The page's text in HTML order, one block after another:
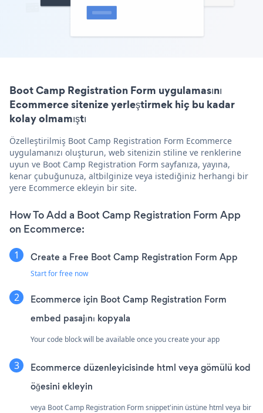
Boot Camp Registration Form uygulamasını
Ecommerce sitenize yerleştirmek hiç bu kadar
kolay olmamıştı
Özelleştirilmiş Boot Camp Registration Form Ecommerce
uygulamanızı oluşturun, web sitenizin stiline ve renklerine
uyun ve Boot Camp Registration Form sayfanıza, yayına,
kenar çubuğunuza, altbilginize veya istediğiniz herhangi bir
yere Ecommerce ekleyin bir site.
How To Add a Boot Camp Registration Form App
on Ecommerce:
Create a Free Boot Camp Registration Form App
Start for free now
Ecommerce için Boot Camp Registration Form
embed pasajını kopyala
Your code block will be available once you create your app
Ecommerce düzenleyicisinde html veya gömülü kod
öğesini ekleyin
veya Boot Camp Registration Form snippet'inin üstüne html veya bir